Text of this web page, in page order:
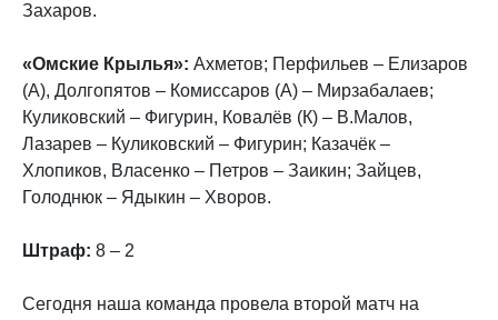
Захаров.
«Омские Крылья»: Ахметов; Перфильев – Елизаров
(А), Долгопятов – Комиссаров (А) – Мирзабалаев;
Куликовский – Фигурин, Ковалёв (К) – В.Малов,
Лазарев – Куликовский – Фигурин; Казачёк –
Хлопиков, Власенко – Петров – Заикин; Зайцев,
Голоднюк – Ядыкин – Хворов.
Штраф: 8 – 2
Сегодня наша команда провела второй матч на